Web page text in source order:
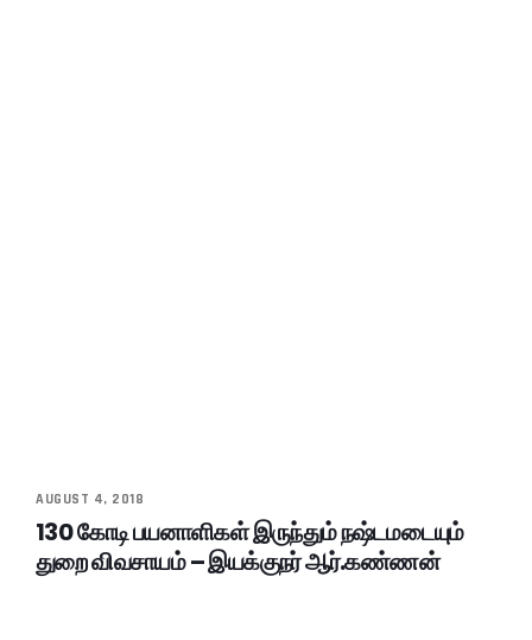
AUGUST 4, 2018
130 கோடி பயனாளிகள் இருந்தும் நஷ்டமடையும்
துறை விவசாயம் – இயக்குநர் ஆர்.கண்ணன்